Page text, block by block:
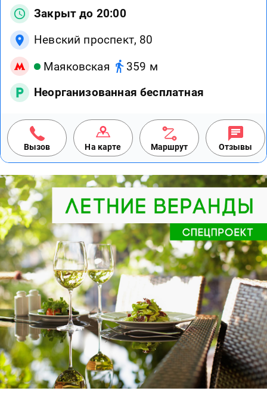
Закрыт до 20:00
Невский проспект, 80
Маяковская
359 м
Неорганизованная бесплатная
Вызов На карте Маршрут Отзывы